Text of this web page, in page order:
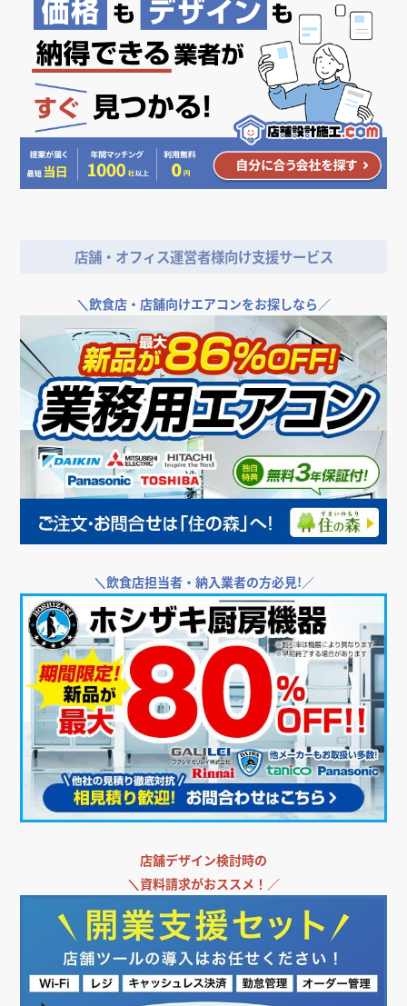
店舗・オフィス運営者様向け支援サービス
＼飲食店・店舗向けエアコンをお探しなら／
＼飲食店担当者・納入業者の方必見!／
店舗デザイン検討時の
＼資料請求がおススメ！／